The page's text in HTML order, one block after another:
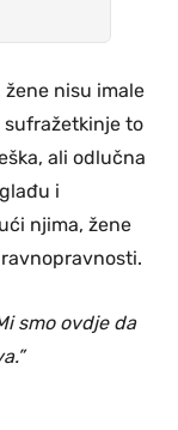
žene nisu imale
sufražetkinje to
ali odlučna
i
njima, žene
smo ovdje da